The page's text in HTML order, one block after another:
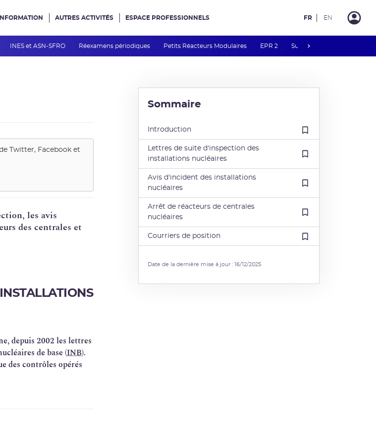
INES et ASN-SFRO Réexamens périodiques Petits Réacteurs Modulaires EPR 2 Surveillance des PFAS
INFORMATION AUTRES ACTIVITÉS ESPACE PROFESSIONNELS FR EN
Twitter, Facebook et
les avis
des centrales et
depuis 2002 les lettres
de base (INB).
des contrôles opérés
Sommaire
Introduction
Lettres de suite d'inspection des
installations nucléaires
Avis d'incident des installations
nucléaires
Arrêt de réacteurs de centrales
nucléaires
Courriers de position
Date de la dernière mise à jour : 16/12/2025